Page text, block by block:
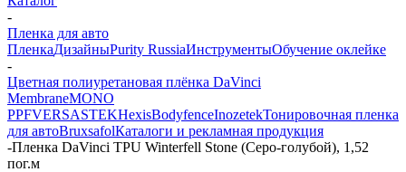
-
Пленка для авто
ПленкаДизайныPurity RussiaИнструментыОбучение оклейке
-
Цветная полиуретановая плёнка DaVinci
MembraneMONO
PPFVERSASTEKHexisBodyfenceInozetekТонировочная пленка
для автоBruxsafolКаталоги и рекламная продукция
-Пленка DaVinci TPU Winterfell Stone (Серо-голубой), 1,52
пог.м